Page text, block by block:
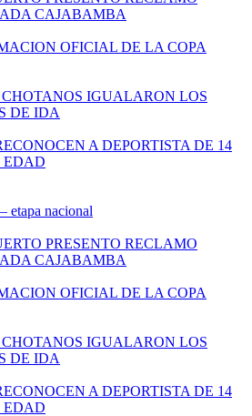
CAJABAMBA
OFICIAL DE LA COPA
CHOTANOS IGUALARON LOS
DE IDA
A DEPORTISTA DE 14
EDAD
etapa nacional
PRESENTO RECLAMO
CAJABAMBA
OFICIAL DE LA COPA
CHOTANOS IGUALARON LOS
DE IDA
A DEPORTISTA DE 14
EDAD